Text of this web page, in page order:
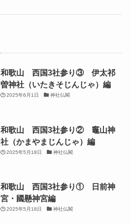
和歌山 西国3社参り③ 伊太祁
曽神社（いたきそじんじゃ）編
2025年6月1日 神社仏閣
和歌山 西国3社参り② 竈山神
社（かまやまじんじゃ）編
2025年5月18日 神社仏閣
和歌山 西国3社参り① 日前神
宮・國懸神宮編
2025年5月18日 神社仏閣